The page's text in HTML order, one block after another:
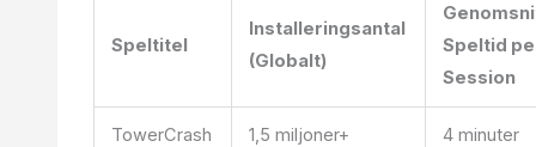
Speltitel
Installeringsantal
(Globalt)
Speltid
Session
TowerCrash 1,5 miljoner+ 4 minuter